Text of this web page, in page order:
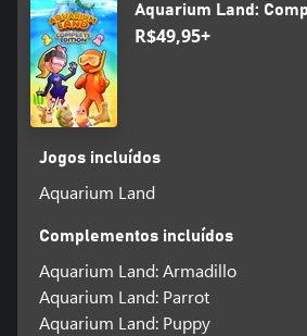
Aquarium Land:
R$49,95+
Jogos incluídos
Aquarium Land
Complementos incluídos
Aquarium Land: Armadillo
Aquarium Land: Parrot
Aquarium Land: Puppy